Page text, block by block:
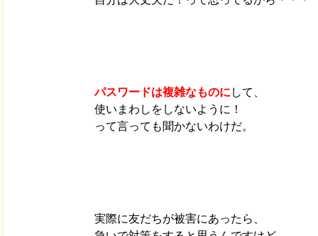
パスワードは複雑なものに して、
使いまわしをしないように！
って言っても聞かないわけだ。
実際に友だちが被害にあったら、